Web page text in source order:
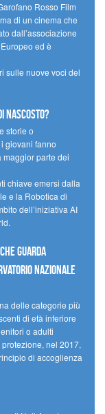
Rosso Film
di un cinema che
dall’associazione
ed è
sulle nuove voci del
nascosto?
storie o
giovani fanno
maggior parte dei
chiave emersi dalla
e la Robotica di
dell’iniziativa AI
guarda
Nazionale
delle categorie più
di età inferiore
o adulti
nel 2017,
di accoglienza